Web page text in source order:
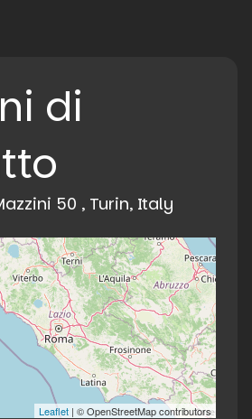
di
50 , Turin, Italy
Leaflet | © OpenStreetMap contributors